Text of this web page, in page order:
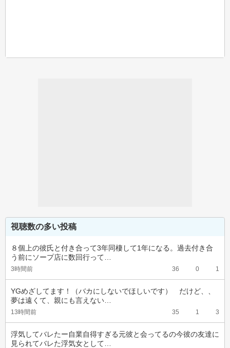
視聴数の多い投稿
８個上の彼氏と付き合って3年同棲して1年になる。過去付き合
う前にソープ店に数回行って…
3時間前 36 0 1
YGめざしてます！（バカにしないでほしいです）　だけど、、
夢は遠くて、親にも言えない…
13時間前 35 1 3
浮気してバレたー自業自得すぎる元彼と会ってるの今彼の友達に
見られてバレた浮気女として…